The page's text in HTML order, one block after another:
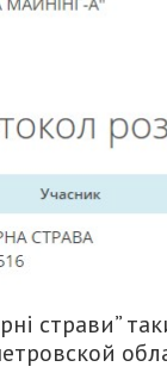
страви”